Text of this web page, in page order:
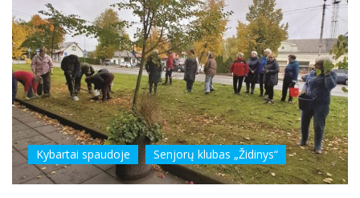
Kybartai spaudoje Senjorų klubas „Židinys“